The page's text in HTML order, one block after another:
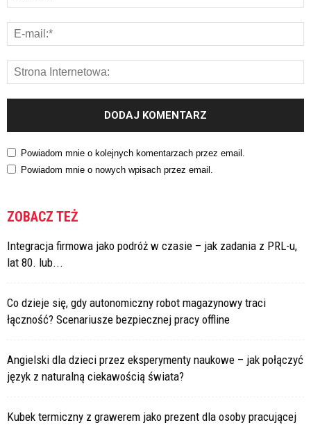
Powiadom mnie o kolejnych komentarzach przez email.
Powiadom mnie o nowych wpisach przez email.
ZOBACZ TEŻ
Integracja firmowa jako podróż w czasie – jak zadania z PRL-u,
lat 80. lub...
Co dzieje się, gdy autonomiczny robot magazynowy traci
łączność? Scenariusze bezpiecznej pracy offline
Angielski dla dzieci przez eksperymenty naukowe – jak połączyć
język z naturalną ciekawością świata?
Kubek termiczny z grawerem jako prezent dla osoby pracującej